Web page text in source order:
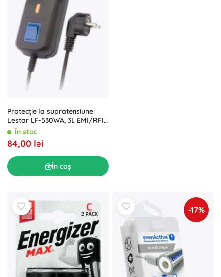
Protecție la supratensiune
Lestar LF-530WA, 3L EMI/RFI,
3,0m, negru
În stoc
84,00 lei
În coș
-17%